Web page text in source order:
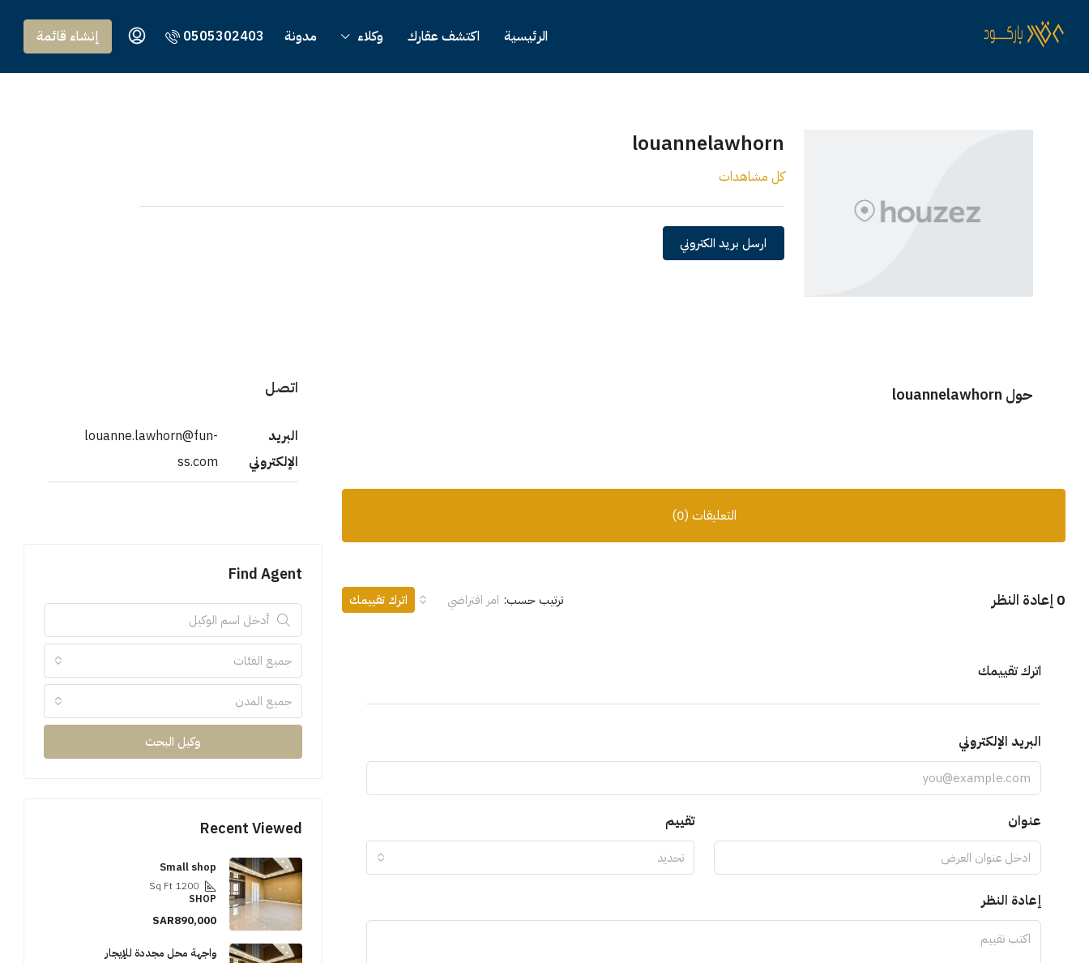
الرئيسية اكتشف عقارك وكلاء مدونة 0505302403 إنشاء قائمة
louannelawhorn
كل مشاهدات
ارسل بريد الكتروني
حول louannelawhorn
التعليقات (0)
0 إعادة النظر ترتيب حسب: امر افتراضي اترك تقييمك
اترك تقييمك
البريد الإلكتروني
عنوان تقييم
تحديد
إعادة النظر
اتصل
البريد
الإلكتروني
louanne.lawhorn@fun-
ss.com
Find Agent
جميع الفئات
جميع المدن
وكيل البحث
Recent Viewed
Small shop
1200
Sq Ft
SHOP
SAR890,000
واجهة محل مجددة للإيجار